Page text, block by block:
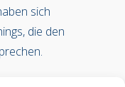
sich
die den